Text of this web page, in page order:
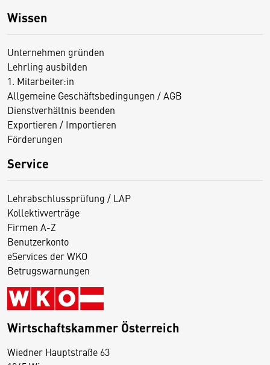
Wissen
Unternehmen gründen
Lehrling ausbilden
1. Mitarbeiter:in
Allgemeine Geschäftsbedingungen / AGB
Dienstverhältnis beenden
Exportieren / Importieren
Förderungen
Service
Lehrabschlussprüfung / LAP
Kollektivverträge
Firmen A-Z
Benutzerkonto
eServices der WKO
Betrugswarnungen
Wirtschaftskammer Österreich
Wiedner Hauptstraße 63
D